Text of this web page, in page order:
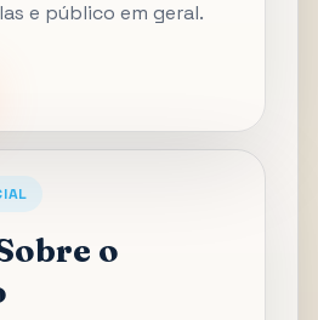
e público em geral.
o